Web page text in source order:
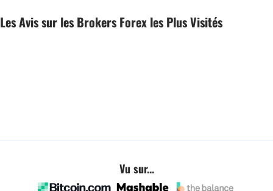
Les Avis sur les Brokers Forex les Plus Visités
Vu sur...